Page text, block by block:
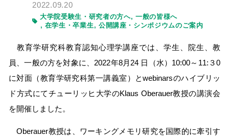
2022.09.20
大学院受験生・研究者の方へ
一般の皆様へ
在学生・卒業生
公開講座・シンポジウムのご案内
教育学研究科教育認知心理学講座では、学生、院生、教
員、一般の方を対象に、 2022年8月 24 日（水） 10:00～ 11: ３0
に対面（教育学研究科第一講義室）とwebinarsのハイブリッ
ド方式にてチューリッヒ大学のKlaus Oberauer教授の講演会
を開催しました。
Oberauer教授は、ワーキングメモリ研究を国際的に牽引す